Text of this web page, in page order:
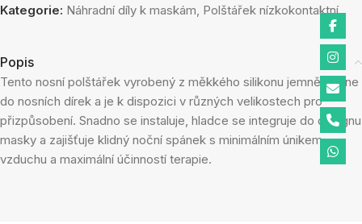
Kategorie: Náhradní díly k maskám, Polštářek nízkokontaktní
Popis
Tento nosní polštářek vyrobený z měkkého silikonu jemně padne
do nosních dírek a je k dispozici v různých velikostech pro
přizpůsobení. Snadno se instaluje, hladce se integruje do designu
masky a zajišťuje klidný noční spánek s minimálním únikem
vzduchu a maximální účinností terapie.